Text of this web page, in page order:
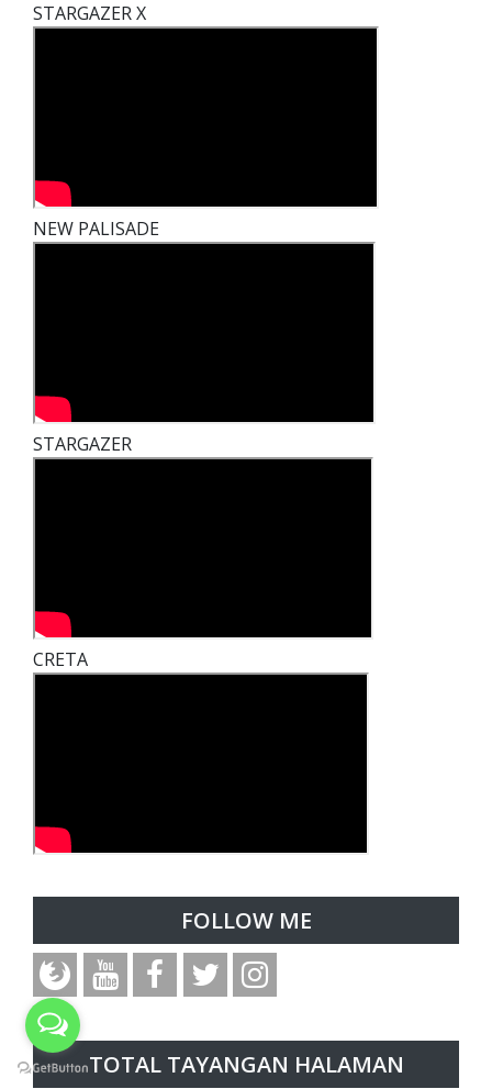
STARGAZER X
NEW PALISADE
STARGAZER
CRETA
FOLLOW ME
TOTAL TAYANGAN HALAMAN